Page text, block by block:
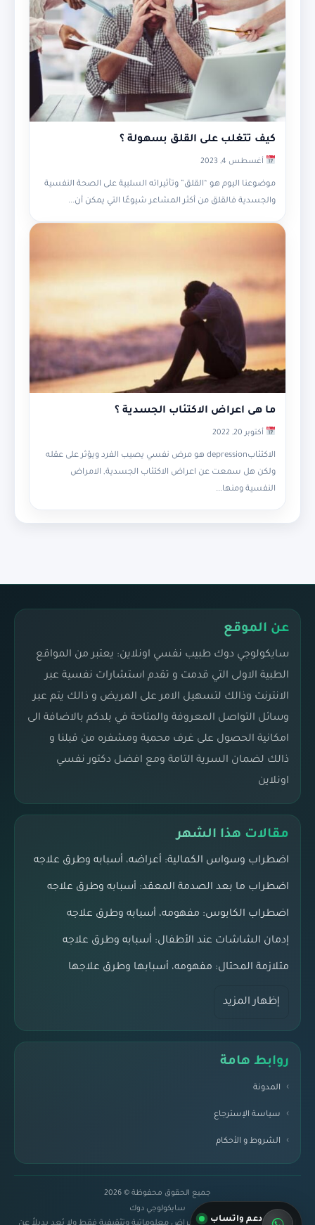
كيف تتغلب على القلق بسهولة ؟
أغسطس 4, 2023
موضوعنا اليوم هو “القلق” وتأثيراته السلبية على الصحة النفسية
والجسدية فالقلق من أكثر المشاعر شيوعًا التي يمكن أن...
ما هى اعراض الاكتئاب الجسدية ؟
أكتوبر 20, 2022
الاكتئابdepression هو مرض نفسي يصيب الفرد ويؤثر على عقله
ولكن هل سمعت عن اعراض الاكتئاب الجسدية, الامراض
النفسية ومنها...
عن الموقع
سايكولوجي دوك طبيب نفسي اونلاين: يعتبر من المواقع
الطبية الاولى التي قدمت و تقدم استشارات نفسية عبر
الانترنت وذالك لتسهيل الامر على المريض و ذالك يتم عبر
وسائل التواصل المعروفة والمتاحة في بلدكم بالاضافة الى
امكانية الحصول على غرف محمية ومشفره من قبلنا و
ذالك لضمان السرية التامة ومع افضل دكتور نفسي
اونلاين
مقالات هذا الشهر
اضطراب وسواس الكمالية: أعراضه، أسبابه وطرق علاجه
اضطراب ما بعد الصدمة المعقد: أسبابه وطرق علاجه
اضطراب الكابوس: مفهومه، أسبابه وطرق علاجه
إدمان الشاشات عند الأطفال: أسبابه وطرق علاجه
متلازمة المحتال: مفهومه، أسبابها وطرق علاجها
إظهار المزيد
روابط هامة
المدونة
سياسة الإسترجاع
الشروط و الأحكام
جميع الحقوق محفوظة © 2026
سايكولوجي دوك
دعم واتساب